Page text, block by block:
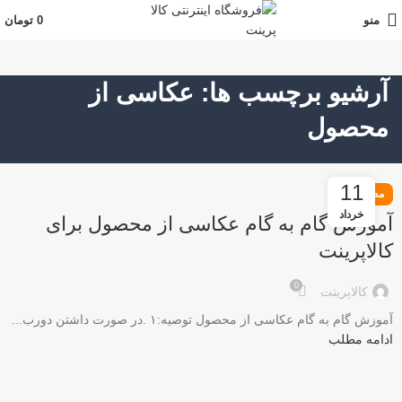
منو 0 تومان
آرشیو برچسب ها: عکاسی از
محصول
11
خرداد
مطالب
آموزش گام به گام عکاسی از محصول برای
کالاپرینت
کالاپرینت 0
آموزش گام به گام عکاسی از محصول توصیه:۱ .در صورت داشتن دورب...
ادامه مطلب